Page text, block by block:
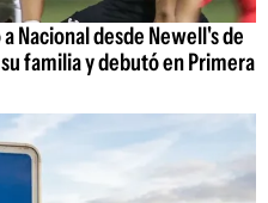
Nacional desde Newell's de
familia y debutó en Primera